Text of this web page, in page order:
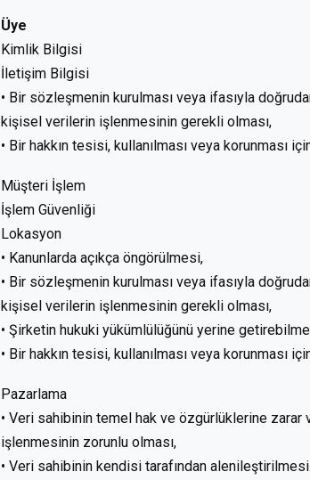
Üye
Kimlik Bilgisi
İletişim Bilgisi
• Bir sözleşmenin kurulması veya ifasıyla
kişisel verilerin işlenmesinin gerekli olması,
• Bir hakkın tesisi, kullanılması veya korunması
Müşteri İşlem
İşlem Güvenliği
Lokasyon
• Kanunlarda açıkça öngörülmesi,
• Bir sözleşmenin kurulması veya ifasıyla
kişisel verilerin işlenmesinin gerekli olması,
• Şirketin hukuki yükümlülüğünü yerine
• Bir hakkın tesisi, kullanılması veya korunması
Pazarlama
• Veri sahibinin temel hak ve özgürlüklerine
işlenmesinin zorunlu olması,
• Veri sahibinin kendisi tarafından alenileştirilmesi.